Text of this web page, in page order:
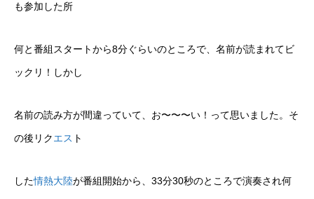
も参加した所
何と番組スタートから8分ぐらいのところで、名前が読まれてビ
ックリ！しかし
名前の読み方が間違っていて、お〜〜〜い！って思いました。そ
の後リクエス ト
した情熱大陸が番組開始から、33分30秒のところで演奏され何